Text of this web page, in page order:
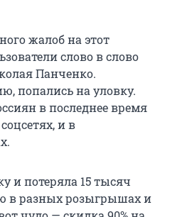
жалоб на этот
слово в слово
Панченко.
попались на уловку.
в последнее время
и в
и потеряла 15 тысяч
в разных розыгрышах и